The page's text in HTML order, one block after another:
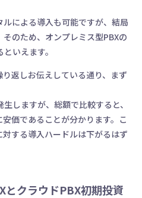
による導入も可能ですが、結局
のため、オンプレミス型PBXの
いえます。
返しお伝えしている通り、まず
しますが、総額で比較すると、
価であることが分かります。こ
する導入ハードルは下がるはず
クラウドPBX初期投資